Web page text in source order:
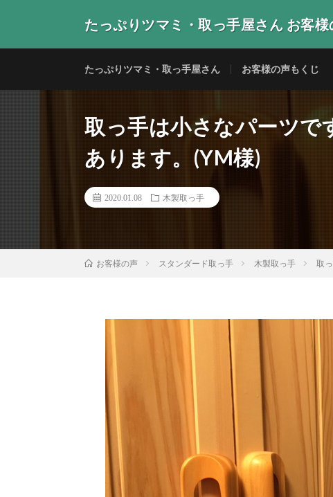
たっぷりツマミ・取っ手屋さん お客様
たっぷりツマミ・取っ手屋さん お客様の声もくじ
取っ手は小さなパーツで
あります。(YM様)
2020.01.08 木製取っ手
お客様の声 スタンダード取っ手 木製取っ手 取